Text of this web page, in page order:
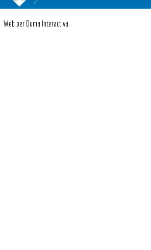
Web per Duma Interactiva.